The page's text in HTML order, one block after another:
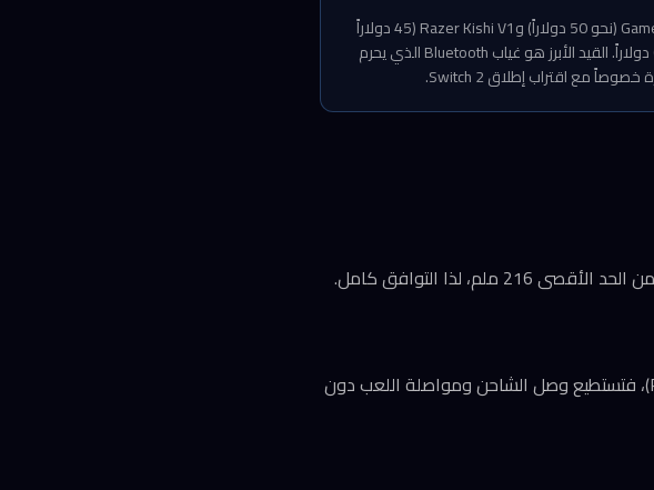
S8 Lite تضع Abxylute في منافسة مباشرة مع حلول أرخص مثل Gamesir X2 Type-C (نحو 50 دولاراً) وRazer Kishi V1 (45 دولاراً
في التخفيضات)، لكنها تتفوّق بتقنية Hall Effect التي لا تتوفر عادةً تحت سقف 60 دولاراً. القيد الأبرز هو غياب Bluetooth الذي يحرم
نعم، يوجد منفذ USB-C إضافي يدعم الشحن العابر (Passthrough Charging)، فتستطيع وصل الشاحن ومواصلة اللعب دون